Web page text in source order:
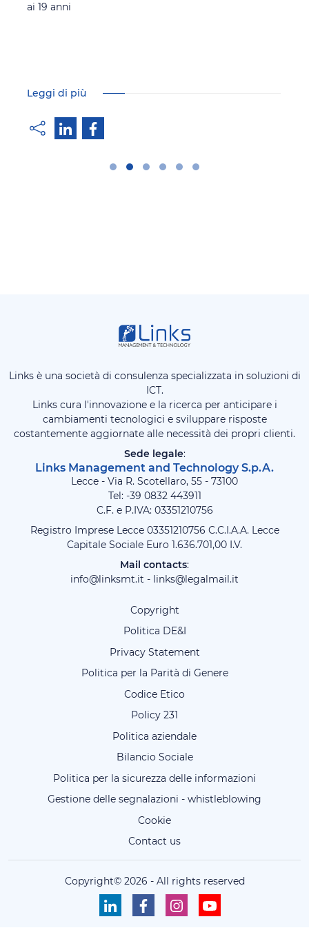
ai 19 anni
Leggi di più
Links è una società di consulenza specializzata in soluzioni di
ICT.
Links cura l'innovazione e la ricerca per anticipare i
cambiamenti tecnologici e sviluppare risposte
costantemente aggiornate alle necessità dei propri clienti.
Sede legale:
Links Management and Technology S.p.A.
Lecce - Via R. Scotellaro, 55 - 73100
Tel: -39 0832 443911
C.F. e P.IVA: 03351210756
Registro Imprese Lecce 03351210756 C.C.I.A.A. Lecce
Capitale Sociale Euro 1.636.701,00 I.V.
Mail contacts:
info@linksmt.it - links@legalmail.it
Copyright
Politica DE&I
Privacy Statement
Politica per la Parità di Genere
Codice Etico
Policy 231
Politica aziendale
Bilancio Sociale
Politica per la sicurezza delle informazioni
Gestione delle segnalazioni - whistleblowing
Cookie
Contact us
Copyright© 2026 - All rights reserved